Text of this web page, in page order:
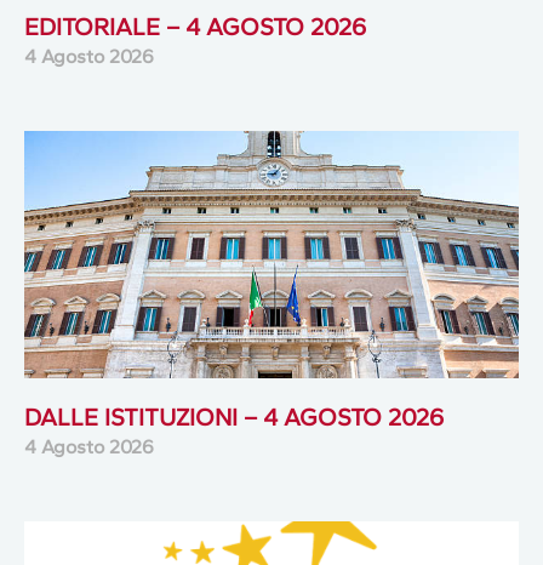
EDITORIALE – 4 AGOSTO 2026
4 Agosto 2026
DALLE ISTITUZIONI – 4 AGOSTO 2026
4 Agosto 2026